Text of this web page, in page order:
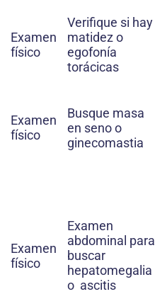
Examen
físico
Verifique si hay
matidez o
egofonía
torácicas
Examen
físico
Busque masa
en seno o
ginecomastia
Examen
físico
Examen
abdominal para
buscar
hepatomegalia
o ascitis